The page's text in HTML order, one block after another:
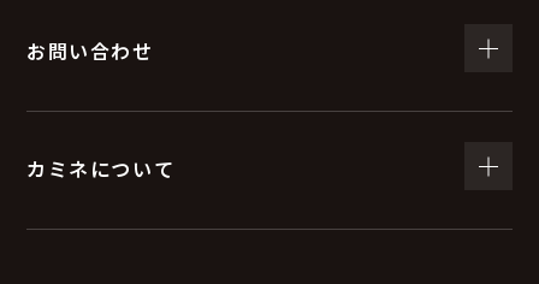
お問い合わせ
カミネについて